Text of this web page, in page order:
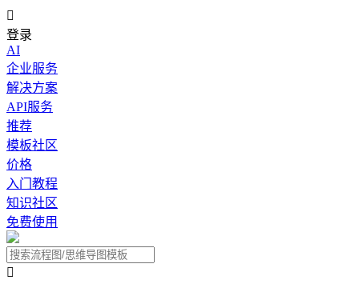

登录
AI
企业服务
解决方案
API服务
推荐
模板社区
价格
入门教程
知识社区
免费使用
